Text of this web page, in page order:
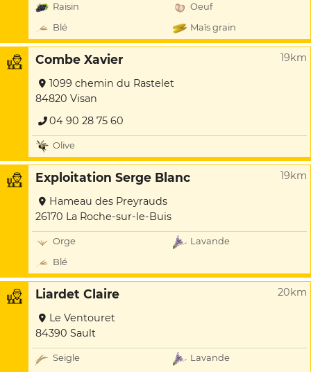
Raisin
Oeuf
Blé
Maïs grain
Combe Xavier 19km
1099 chemin du Rastelet
84820 Visan
04 90 28 75 60
Olive
Exploitation Serge Blanc 19km
Hameau des Preyrauds
26170 La Roche-sur-le-Buis
Orge
Lavande
Blé
Liardet Claire 20km
Le Ventouret
84390 Sault
Seigle
Lavande